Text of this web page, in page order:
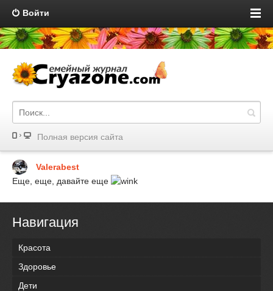
Войти
Полная версия сайта
Valerabest
Еще, еще, давайте еще
Навигация
Красота
Здоровье
Дети